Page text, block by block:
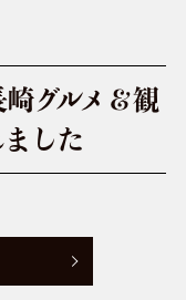
グルメ＆観
した